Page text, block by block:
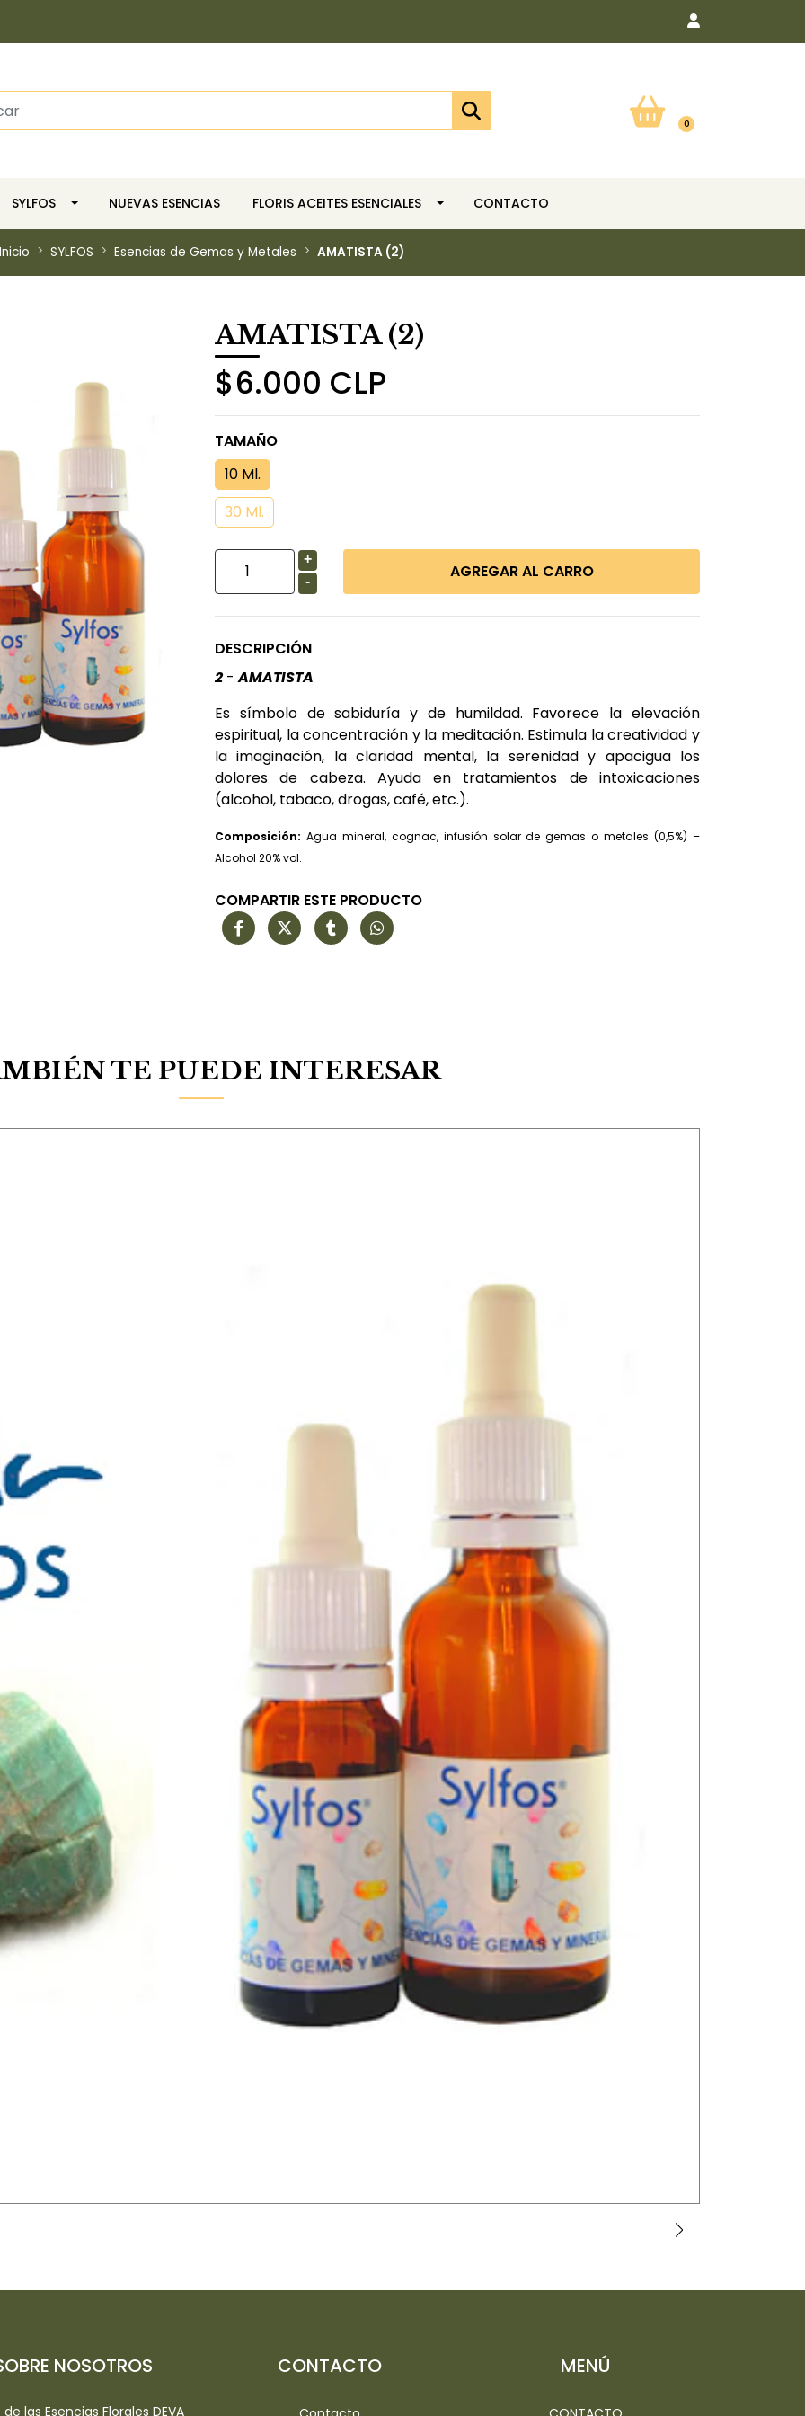
0
SYLFOS NUEVAS ESENCIAS FLORIS ACEITES ESENCIALES CONTACTO
SYLFOS Esencias de Gemas y Metales AMATISTA (2)
AMATISTA (2)
$6.000 CLP
TAMAÑO
10 Ml.
30 Ml.
+
-
DESCRIPCIÓN
2-AMATISTA
Es símbolo de sabiduría y de humildad. Favorece la elevación
espiritual, la concentración y la meditación. Estimula la creatividad y
la imaginación, la claridad mental, la serenidad y apacigua los
dolores de cabeza. Ayuda en tratamientos de intoxicaciones
(alcohol, tabaco, drogas, café, etc.).
Composición: Agua mineral, cognac, infusión solar de gemas o metales (0,5%) –
Alcohol 20% vol.
COMPARTIR ESTE PRODUCTO
TE PUEDE INTERESAR
NOSOTROS
de las Esencias Florales DEVA
CONTACTO MENÚ